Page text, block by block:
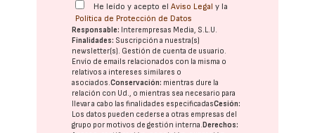
He leído y acepto elAviso Legal y la
Política de Protección de Datos
Responsable: Interempresas Media, S.L.U.
Finalidades: Suscripción a nuestra(s)
newsletter(s). Gestión de cuenta de usuario.
Envío de emails relacionados con la misma o
relativos a intereses similares o
asociados.Conservación: mientras dure la
relación con Ud., o mientras sea necesario para
llevar a cabo las finalidades especificadasCesión:
Los datos pueden cederse a otras empresas del
grupo por motivos de gestión interna.Derechos: